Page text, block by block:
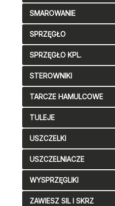
SMAROWANIE
SPRZĘGŁO
SPRZĘGŁO KPL.
STEROWNIKI
TARCZE HAMULCOWE
TULEJE
USZCZELKI
USZCZELNIACZE
WYSPRZĘGLIKI
ZAWIESZ SIL I SKRZ